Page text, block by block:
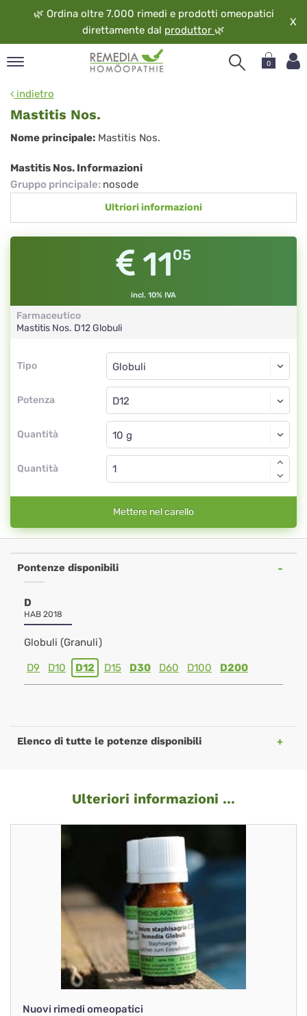
🌿 Ordina oltre 7.000 rimedi e prodotti omeopatici
direttamente dal produttor 🌿
X
0
indietro
Mastitis Nos.
Mastitis
Nos.
Nome principale: Mastitis Nos.
Mastitis Nos. Informazioni
Gruppo principale: nosode
Ultriori informazioni
1105
incl. 10% IVA
Farmaceutico
Mastitis Nos. D12Globuli
Tipo
Tipo
Potenza
Globuli
D12
Quantità
Globuli
Quantità
Mettere nel carello
Pontenze disponibili
D
HAB 2018
Globuli (Granuli)
D9 D10 D12 D15 D30 D60 D100 D200
Elenco di tutte le potenze disponibili
Ulteriori informazioni ...
Nuovi rimedi omeopatici